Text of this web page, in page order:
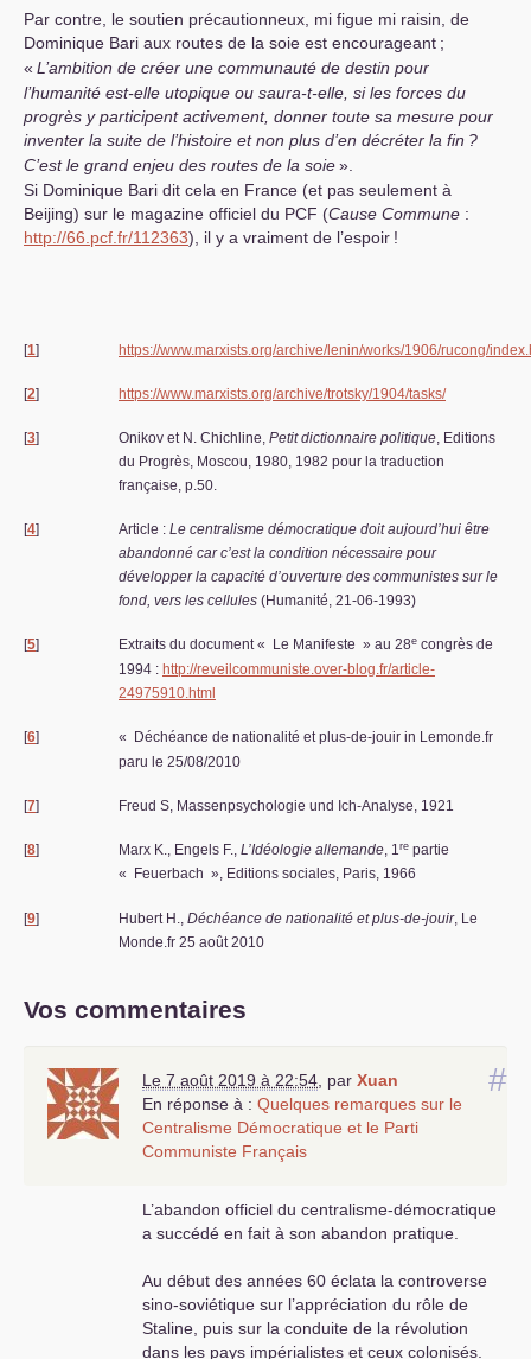
Par contre, le soutien précautionneux, mi figue mi raisin, de
Dominique Bari aux routes de la soie est encourageant ;
« L’ambition de créer une communauté de destin pour
l’humanité est-elle utopique ou saura-t-elle, si les forces du
progrès y participent activement, donner toute sa mesure pour
inventer la suite de l’histoire et non plus d’en décréter la fin ?
C’est le grand enjeu des routes de la soie».
Si Dominique Bari dit cela en France (et pas seulement à
Beijing) sur le magazine officiel du PCF (Cause Commune :
http://66.pcf.fr/112363), il y a vraiment de l’espoir !
[1] https://www.marxists.org/archive/lenin/works/1906/rucong/
[2] https://www.marxists.org/archive/trotsky/1904/tasks/
[3] Onikov et N. Chichline, Petit dictionnaire politique, Editions
du Progrès, Moscou, 1980, 1982 pour la traduction
française, p.50.
[4] Article : Le centralisme démocratique doit aujourd’hui être
abandonné car c’est la condition nécessaire pour
développer la capacité d’ouverture des communistes sur le
fond, vers les cellules (Humanité, 21-06-1993)
[5] Extraits du document « Le Manifeste » au 28e congrès de
1994 : http://reveilcommuniste.over-blog.fr/article-
24975910.html
[6] «
Déchéance de nationalité et plus-de-jouir in Lemonde.fr
paru le 25/08/2010
[7] Freud S, Massenpsychologie und Ich-Analyse, 1921
[8] Marx K., Engels F., L’Idéologie allemande, 1re partie
«
Feuerbach », Editions sociales, Paris, 1966
[9] Hubert H., Déchéance de nationalité et plus-de-jouir, Le
Monde.fr 25 août 2010
Vos commentaires
#
Le 7 août 2019 à 22:54 par Xuan
En réponse à : Quelques remarques sur le
Centralisme Démocratique et le Parti
Communiste Français
L’abandon officiel du centralisme-démocratique
a succédé en fait à son abandon pratique.
Au début des années 60 éclata la controverse
sino-soviétique sur l’appréciation du rôle de
Staline, puis sur la conduite de la révolution
dans les pays impérialistes et ceux colonisés.